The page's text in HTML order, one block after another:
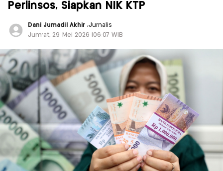
Perlinsos, Siapkan NIK KTP
Dani Jumadil Akhir ,Jurnalis
Jum'at, 29 Mei 2026 |06:07 WIB